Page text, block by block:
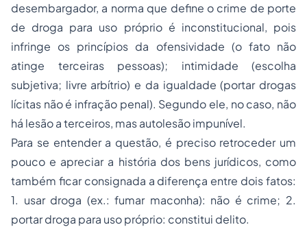
desembargador, a norma que define o crime de porte
de droga para uso próprio é inconstitucional, pois
infringe os princípios da ofensividade (o fato não
atinge terceiras pessoas); intimidade (escolha
subjetiva; livre arbítrio) e da igualdade (portar drogas
lícitas não é infração penal). Segundo ele, no caso, não
há lesão a terceiros, mas autolesão impunível.
Para se entender a questão, é preciso retroceder um
pouco e apreciar a história dos bens jurídicos, como
também ficar consignada a diferença entre dois fatos:
1. usar droga (ex.: fumar maconha): não é crime; 2.
portar droga para uso próprio: constitui delito.